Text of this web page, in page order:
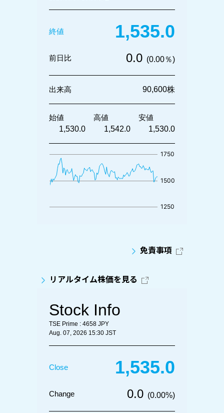
免責事項
リアルタイム株価を見る